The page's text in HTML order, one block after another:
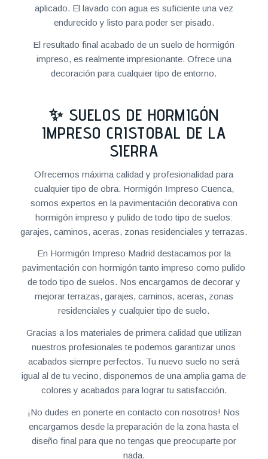
aplicado. El lavado con agua es suficiente una vez
endurecido y listo para poder ser pisado.
El resultado final acabado de un suelo de hormigón
impreso, es realmente impresionante. Ofrece una
decoración para cualquier tipo de entorno.
✨ SUELOS DE HORMIGÓN
IMPRESO CRISTOBAL DE LA
SIERRA
Ofrecemos máxima calidad y profesionalidad para
cualquier tipo de obra. Hormigón Impreso Cuenca,
somos expertos en la pavimentación decorativa con
hormigón impreso y pulido de todo tipo de suelos:
garajes, caminos, aceras, zonas residenciales y terrazas.
En Hormigón Impreso Madrid destacamos por la
pavimentación con hormigón tanto impreso como pulido
de todo tipo de suelos. Nos encargamos de decorar y
mejorar terrazas, garajes, caminos, aceras, zonas
residenciales y cualquier tipo de suelo.
Gracias a los materiales de primera calidad que utilizan
nuestros profesionales te podemos garantizar unos
acabados siempre perfectos. Tu nuevo suelo no será
igual al de tu vecino, disponemos de una amplia gama de
colores y acabados para lograr tu satisfacción.
¡No dudes en ponerte en contacto con nosotros! Nos
encargamos desde la preparación de la zona hasta el
diseño final para que no tengas que preocuparte por
nada.